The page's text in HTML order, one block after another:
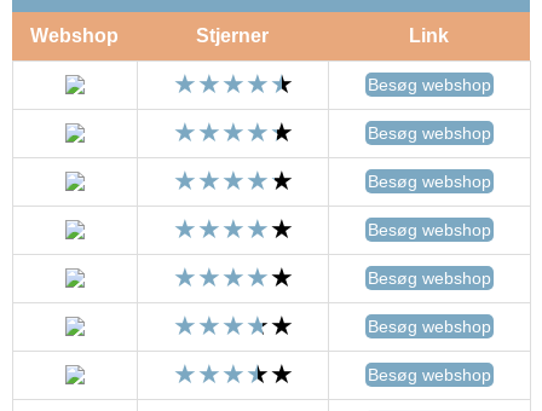
Webshop Stjerner Link
Besøg webshop
Besøg webshop
Besøg webshop
Besøg webshop
Besøg webshop
Besøg webshop
Besøg webshop